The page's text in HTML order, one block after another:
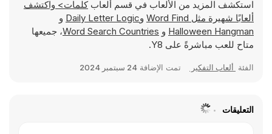
استكشف المزيد من الألعاب في قسم ألعاب
كلمات> واكتشف
ألعابًا شهيرة مثل Word Find وDaily Letter Logic و
Halloween Hangman و Word Search Countries، جميعها
متاح للعب مباشرةً على Y8.
الفئة ألعاب التفكير تمت الإضافة 24 سبتمبر 2024
التعليقات